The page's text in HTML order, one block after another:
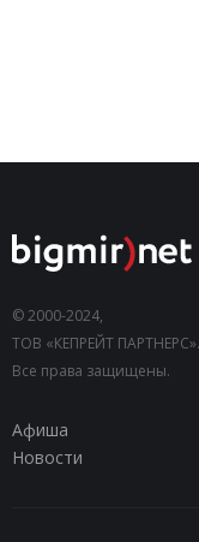
© 2000-2024,
ТОВ «КЕПРЕЙТ ПАРТНЕРС».
Все права защищены.
Афиша
Новости